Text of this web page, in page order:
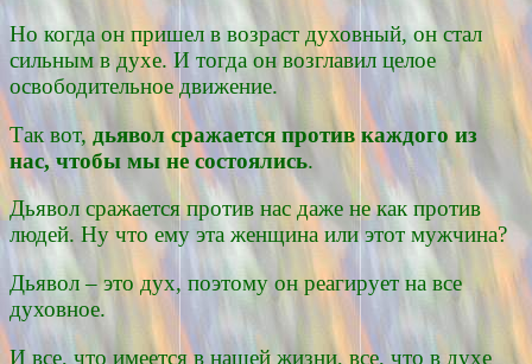
Но когда он пришел в возраст духовный, он стал
сильным в духе. И тогда он возглавил целое
освободительное движение.
Так вот, дьявол сражается против каждого из
нас, чтобы мы не состоялись.
Дьявол сражается против нас даже не как против
людей. Ну что ему эта женщина или этот мужчина?
Дьявол – это дух, поэтому он реагирует на все
духовное.
И все, что имеется в нашей жизни, все, что в духе